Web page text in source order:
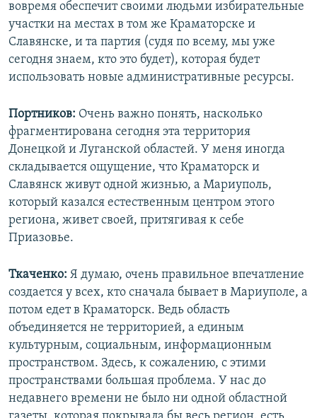
вовремя обеспечит своими людьми избирательные
участки на местах в том же Краматорске и
Славянске, и та партия (судя по всему, мы уже
сегодня знаем, кто это будет), которая будет
использовать новые административные ресурсы.
Портников: Очень важно понять, насколько
фрагментирована сегодня эта территория
Донецкой и Луганской областей. У меня иногда
складывается ощущение, что Краматорск и
Славянск живут одной жизнью, а Мариуполь,
который казался естественным центром этого
региона, живет своей, притягивая к себе
Приазовье.
Ткаченко: Я думаю, очень правильное впечатление
создается у всех, кто сначала бывает в Мариуполе, а
потом едет в Краматорск. Ведь область
объединяется не территорией, а единым
культурным, социальным, информационным
пространством. Здесь, к сожалению, с этими
пространствами большая проблема. У нас до
недавнего времени не было ни одной областной